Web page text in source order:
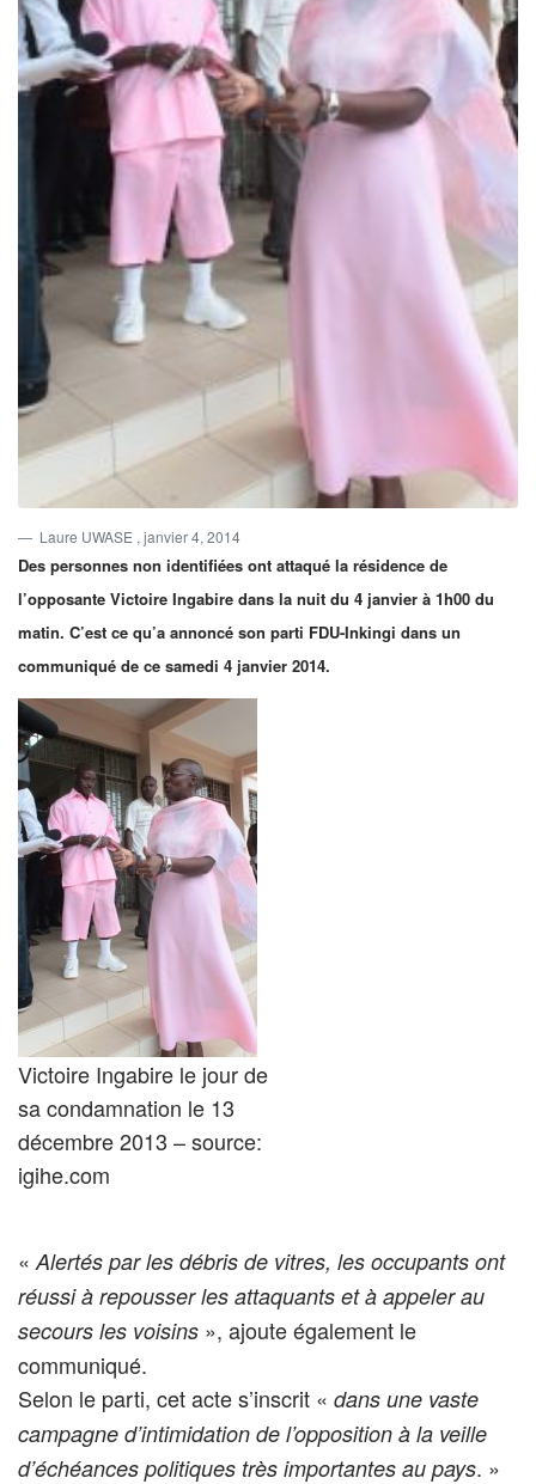
Laure UWASE , janvier 4, 2014
Des personnes non identifiées ont attaqué la résidence de
l’opposante Victoire Ingabire dans la nuit du 4 janvier à 1h00 du
matin. C’est ce qu’a annoncé son parti FDU-Inkingi dans un
communiqué de ce samedi 4 janvier 2014.
Victoire Ingabire le jour de
sa condamnation le 13
décembre 2013 – source:
igihe.com
« Alertés par les débris de vitres, les occupants ont
réussi à repousser les attaquants et à appeler au
secours les voisins », ajoute également le
communiqué.
Selon le parti, cet acte s’inscrit « dans une vaste
campagne d’intimidation de l’opposition à la veille
d’échéances politiques très importantes au pays. »